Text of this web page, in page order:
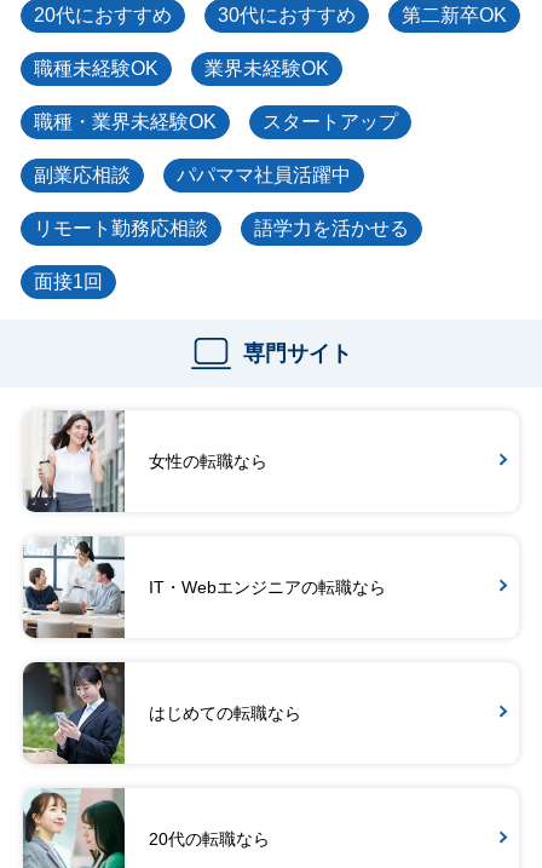
20代におすすめ 30代におすすめ 第二新卒OK
職種未経験OK 業界未経験OK
職種・業界未経験OK スタートアップ
副業応相談 パパママ社員活躍中
リモート勤務応相談 語学力を活かせる
面接1回
専門サイト
女性の転職なら
IT・Webエンジニアの転職なら
はじめての転職なら
20代の転職なら